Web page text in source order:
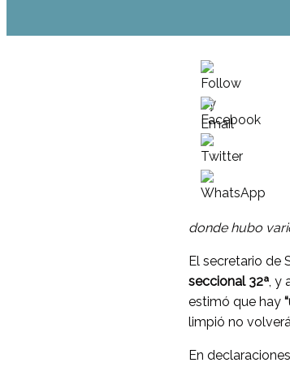
donde hubo
El secretario de
seccional 32ª, y
estimó que hay
limpió no
En